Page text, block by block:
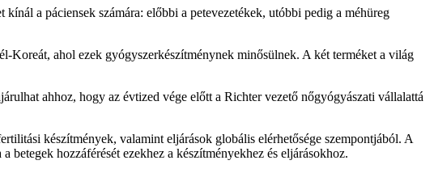
a páciensek számára: előbbi a petevezetékek, utóbbi pedig a méhüreg
ahol ezek gyógyszerkészítménynek minősülnek. A két terméket a világ
ahhoz, hogy az évtized vége előtt a Richter vezető nőgyógyászati vállalattá
készítmények, valamint eljárások globális elérhetősége szempontjából. A
betegek hozzáférését ezekhez a készítményekhez és eljárásokhoz.